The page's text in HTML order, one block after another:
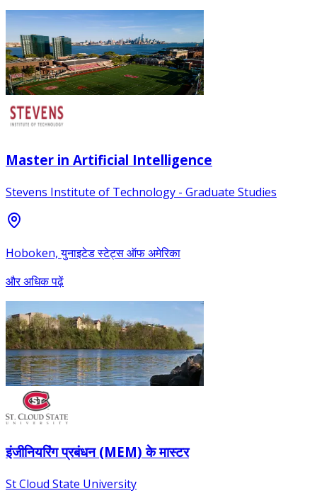
Master in Artificial Intelligence
Stevens Institute of Technology - Graduate Studies
Hoboken, युनाइटेड स्टेट्स ऑफ अमेरिका
और अधिक पढ़ें
इंजीनियरिंग प्रबंधन (MEM) के मास्टर
St Cloud State University